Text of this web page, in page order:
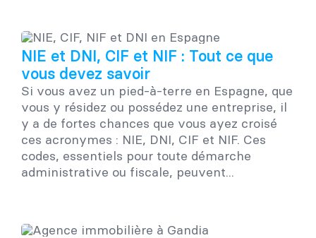
NIE et DNI, CIF et NIF : Tout ce que
vous devez savoir
Si vous avez un pied-à-terre en Espagne, que
vous y résidez ou possédez une entreprise, il
y a de fortes chances que vous ayez croisé
ces acronymes : NIE, DNI, CIF et NIF. Ces
codes, essentiels pour toute démarche
administrative ou fiscale, peuvent...